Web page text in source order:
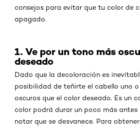
consejos para evitar que tu color de
apagado.
1. Ve por un tono más
deseado
Dado que la decoloración es
posibilidad de teñirte el cabello uno
oscuros que el color deseado. Es un
color podrá durar un poco más antes
notar que se desvanece. Para